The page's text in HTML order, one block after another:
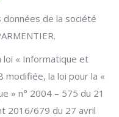
de la société
loi « Informatique et
modifiée, la loi pour la «
» n° 2004 – 575 du 21
2016/679 du 27 avril